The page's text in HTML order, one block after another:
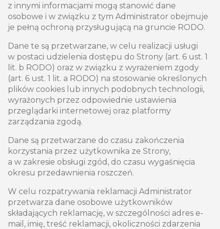
z innymi informacjami mogą stanowić dane
osobowe i w związku z tym Administrator obejmuje
je pełną ochroną przysługującą na gruncie RODO.
Dane te są przetwarzane, w celu realizacji usługi
w postaci udzielenia dostępu do Strony (art. 6 ust. 1
lit. b RODO) oraz w związku z wyrażeniem zgody
(art. 6 ust. 1 lit. a RODO) na stosowanie określonych
plików cookies lub innych podobnych technologii,
wyrażonych przez odpowiednie ustawienia
przeglądarki internetowej oraz platformy
zarządzania zgodą.
Dane są przetwarzane do czasu zakończenia
korzystania przez użytkownika ze Strony,
a w zakresie obsługi zgód, do czasu wygaśnięcia
okresu przedawnienia roszczeń.
W celu rozpatrywania reklamacji Administrator
przetwarza dane osobowe użytkowników
składających reklamację, w szczególności adres e-
mail, imię, treść reklamacji, okoliczności zdarzenia